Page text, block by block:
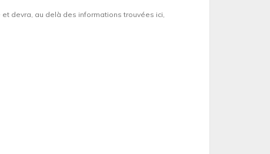
devra, au delà des informations trouvées ici,